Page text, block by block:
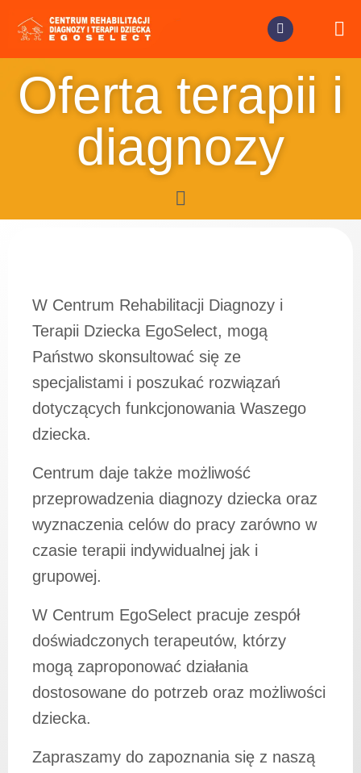
Oferta terapii i
diagnozy
W Centrum Rehabilitacji Diagnozy i
Terapii Dziecka EgoSelect, mogą
Państwo skonsultować się ze
specjalistami i poszukać rozwiązań
dotyczących funkcjonowania Waszego
dziecka.
Centrum daje także możliwość
przeprowadzenia diagnozy dziecka oraz
wyznaczenia celów do pracy zarówno w
czasie terapii indywidualnej jak i
grupowej.
W Centrum EgoSelect pracuje zespół
doświadczonych terapeutów, którzy
mogą zaproponować działania
dostosowane do potrzeb oraz możliwości
dziecka.
Zapraszamy do zapoznania się z naszą